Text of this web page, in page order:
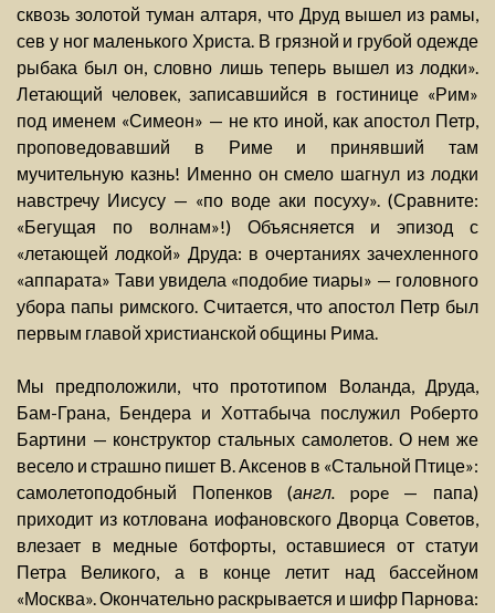
сквозь золотой туман алтаря, что Друд вышел из рамы,
сев у ног маленького Христа. В грязной и грубой одежде
рыбака был он, словно лишь теперь вышел из лодки».
Летающий человек, записавшийся в гостинице «Рим»
под именем «Симеон» — не кто иной, как апостол Петр,
проповедовавший в Риме и принявший там
мучительную казнь! Именно он смело шагнул из лодки
навстречу Иисусу — «по воде аки посуху». (Сравните:
«Бегущая по волнам»!) Объясняется и эпизод с
«летающей лодкой» Друда: в очертаниях зачехленного
«аппарата» Тави увидела «подобие тиары» — головного
убора папы римского. Считается, что апостол Петр был
первым главой христианской общины Рима.
Мы предположили, что прототипом Воланда, Друда,
Бам-Грана, Бендера и Хоттабыча послужил Роберто
Бартини — конструктор стальных самолетов. О нем же
весело и страшно пишет В. Аксенов в «Стальной Птице»:
самолетоподобный Попенков (англ. pope — папа)
приходит из котлована иофановского Дворца Советов,
влезает в медные ботфорты, оставшиеся от статуи
Петра Великого, а в конце летит над бассейном
«Москва». Окончательно раскрывается и шифр Парнова: